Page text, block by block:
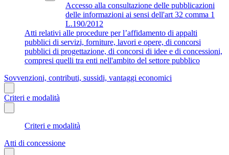
Accesso alla consultazione delle pubblicazioni
delle informazioni ai sensi dell'art 32 comma 1
L.190/2012
Atti relativi alle procedure per l’affidamento di appalti
pubblici di servizi, forniture, lavori e opere, di concorsi
pubblici di progettazione, di concorsi di idee e di concessioni,
compresi quelli tra enti nell'ambito del settore pubblico
Sovvenzioni, contributi, sussidi, vantaggi economici
Criteri e modalità
Criteri e modalità
Atti di concessione